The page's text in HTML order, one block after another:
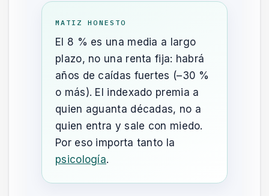
MATIZ HONESTO
El 8 % es una media a largo
plazo, no una renta fija: habrá
años de caídas fuertes (–30 %
o más). El indexado premia a
quien aguanta décadas, no a
quien entra y sale con miedo.
Por eso importa tanto la
psicología.